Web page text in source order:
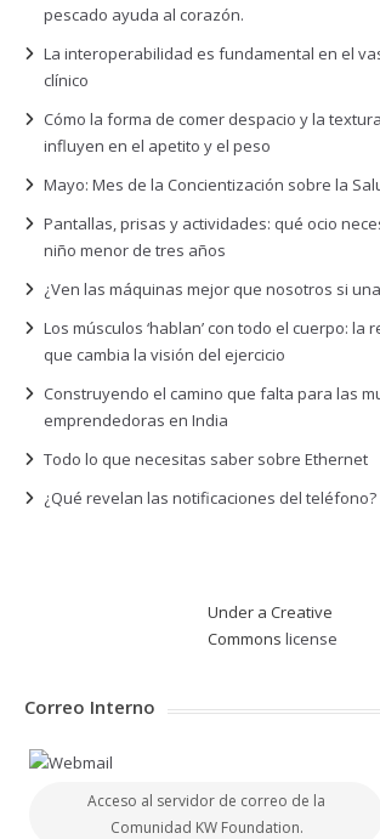
pescado ayuda al corazón.
La interoperabilidad es fundamental en el
clínico
Cómo la forma de comer despacio y la
influyen en el apetito y el peso
Mayo: Mes de la Concientización sobre la
Pantallas, prisas y actividades: qué ocio
niño menor de tres años
¿Ven las máquinas mejor que nosotros si
Los músculos ‘hablan’ con todo el cuerpo: la
que cambia la visión del ejercicio
Construyendo el camino que falta para las
emprendedoras en India
Todo lo que necesitas saber sobre Ethernet
¿Qué revelan las notificaciones del teléfono?
Under a Creative
Commons license
Correo Interno
Acceso al servidor de correo de la
Comunidad KW Foundation.